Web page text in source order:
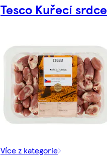
Tesco Kuřecí srdce
Více z kategorie